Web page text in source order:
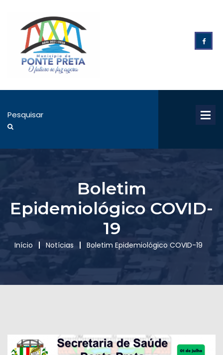
Boletim
Epidemiológico COVID-
19
Início Notícias Boletim Epidemiológico COVID-19